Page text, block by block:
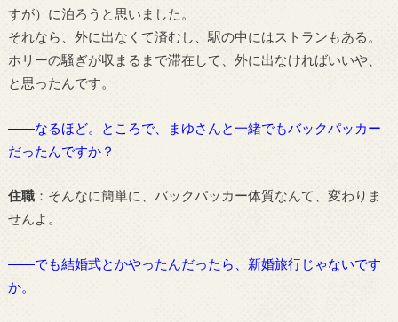
すが）に泊ろうと思いました。
それなら、外に出なくて済むし、駅の中にはストランもある。
ホリーの騒ぎが収まるまで滞在して、外に出なければいいや、
と思ったんです。
――なるほど。ところで、まゆさんと一緒でもバックパッカー
だったんですか？
住職：そんなに簡単に、バックパッカー体質なんて、変わりま
せんよ。
――でも結婚式とかやったんだったら、新婚旅行じゃないです
か。